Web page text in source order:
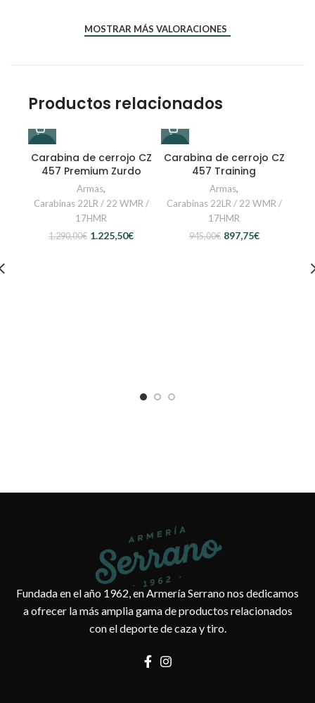
MOSTRAR MÁS VALORACIONES
Productos relacionados
Carabina de cerrojo CZ
457 Premium Zurdo
Armas,
Carabinas 22LR / 22 WMR /
17HMR
1.290,00€ 1.225,50€
Carabina de cerrojo CZ
457 Training
Armas,
Carabinas 22LR / 22 WMR /
17HMR
945,00€ 897,75€
Fundada en el año 1962, en Armería Serrano nos dedicamos
a ofrecer la más amplia gama de productos relacionados
con el deporte de caza y tiro.